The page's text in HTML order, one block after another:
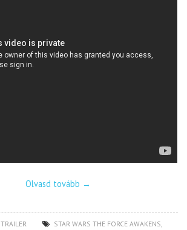
Olvasd tovább →
,TRAILER STAR WARS THE FORCE AWAKENS